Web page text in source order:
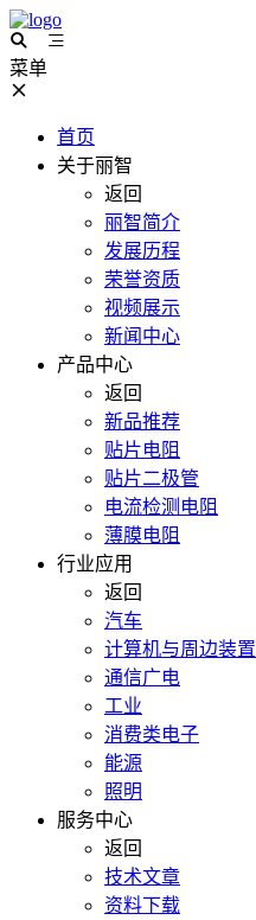
菜单
首页
关于丽智
返回
丽智简介
发展历程
荣誉资质
视频展示
新闻中心
产品中心
返回
新品推荐
贴片电阻
贴片二极管
电流检测电阻
薄膜电阻
行业应用
返回
汽车
计算机与周边装置
通信广电
工业
消费类电子
能源
照明
服务中心
返回
技术文章
资料下载